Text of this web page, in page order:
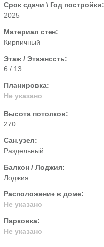
Срок сдачи \ Год постройки:
2025
Материал стен:
Кирпичный
Этаж / Этажность:
6 / 13
Планировка:
Не указано
Высота потолков:
270
Сан.узел:
Раздельный
Балкон / Лоджия:
Лоджия
Расположение в доме:
Не указано
Парковка:
Не указано